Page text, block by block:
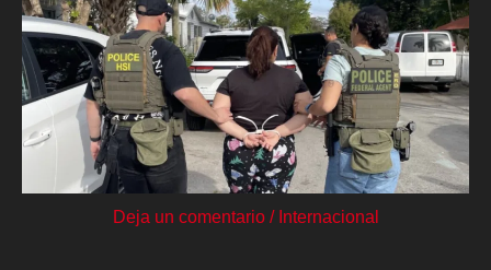
Deja un comentario / Internacional